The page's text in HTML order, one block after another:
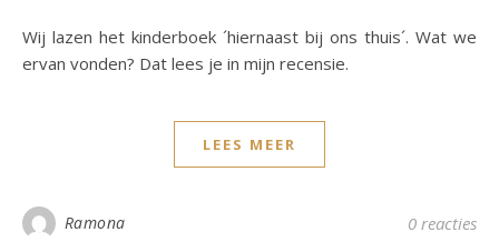
Wij lazen het kinderboek ´hiernaast bij ons thuis´. Wat we
ervan vonden? Dat lees je in mijn recensie.
LEES MEER
Ramona 0 reacties